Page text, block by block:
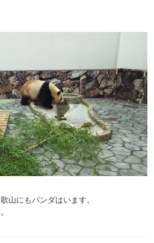
山にもパンダはいます。